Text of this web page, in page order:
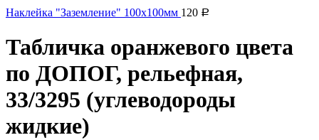
Наклейка "Заземление" 100х100мм 120 Р
Табличка оранжевого цвета
по ДОПОГ, рельефная,
33/3295 (углеводороды
жидкие)